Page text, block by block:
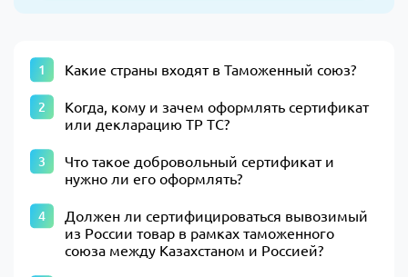
Какие страны входят в Таможенный союз?
Когда, кому и зачем оформлять сертификат
или декларацию ТР ТС?
Что такое добровольный сертификат и
нужно ли его оформлять?
Должен ли сертифицироваться вывозимый
из России товар в рамках таможенного
союза между Казахстаном и Россией?